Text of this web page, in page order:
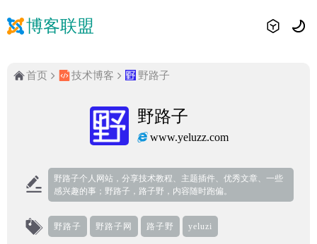
博客联盟
首页 技术博客 野路子
野路子
www.yeluzz.com
野路子个人网站，分享技术教程、主题插件、优秀文章、一些
感兴趣的事；野路子，路子野，内容随时跑偏。
野路子 野路子网 路子野 yeluzi